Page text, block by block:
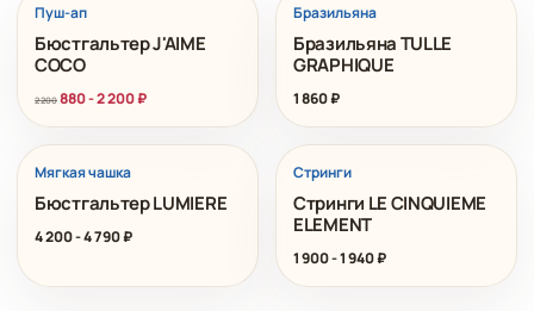
Пуш-ап
Бюстгальтер J'AIME
COCO
2 200 880-2 200₽
Бразильяна
Бразильяна TULLE
GRAPHIQUE
1 860₽
Мягкая чашка
Бюстгальтер LUMIERE
4 200-4 790₽
Стринги
Стринги LE CINQUIEME
ELEMENT
1 900-1 940₽